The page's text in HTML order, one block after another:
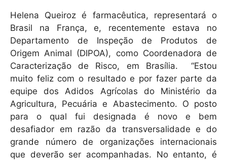
Helena Queiroz é farmacêutica, representará o
Brasil na França, e, recentemente estava no
Departamento de Inspeção de Produtos de
Origem Animal (DIPOA), como Coordenadora de
Caracterização de Risco, em Brasília. “Estou
muito feliz com o resultado e por fazer parte da
equipe dos Adidos Agrícolas do Ministério da
Agricultura, Pecuária e Abastecimento. O posto
para o qual fui designada é novo e bem
desafiador em razão da transversalidade e do
grande número de organizações internacionais
que deverão ser acompanhadas. No entanto, é